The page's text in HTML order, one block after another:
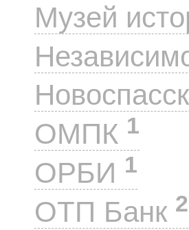
Музей
ОМПК 1
ОРБИ 1
ОТП Банк 2